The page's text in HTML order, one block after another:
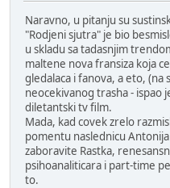
Naravno, u pitanju su
"Rodjeni sjutra" je bio
u skladu sa tadasnjim
maltene nova fransiza koja
gledalaca i fanova, a eto, (na
neocekivanog trasha - ispao
diletantski tv film.
Mada, kad covek zrelo
pomentu naslednicu
zaboravite Rastka,
psihoanaliticara i part-time
to.